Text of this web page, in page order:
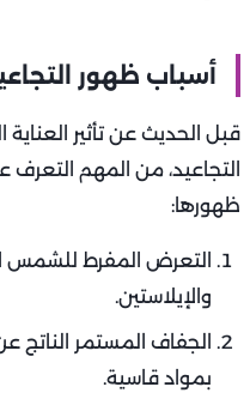
أسباب ظهور
قبل الحديث عن تأثير العناية
التجاعيد، من المهم
ظهورها:
التعرض المفرط للشمس
والإيلاستين.
الجفاف المستمر الناتج
بمواد قاسية.